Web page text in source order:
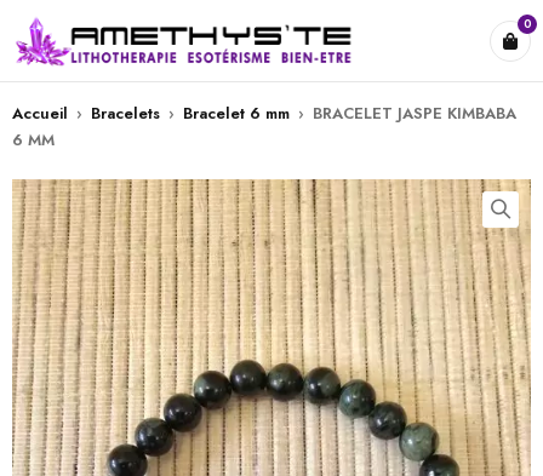
0
Accueil › Bracelets › Bracelet 6 mm › BRACELET JASPE KIMBABA
6 MM